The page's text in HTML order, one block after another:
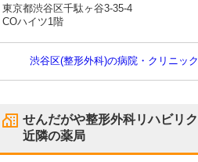
東京都渋谷区千駄ヶ谷3-35-4
COハイツ1階
渋谷区(整形外科)の病院・クリニッ
せんだがや整形外科リハビリ
近隣の薬局